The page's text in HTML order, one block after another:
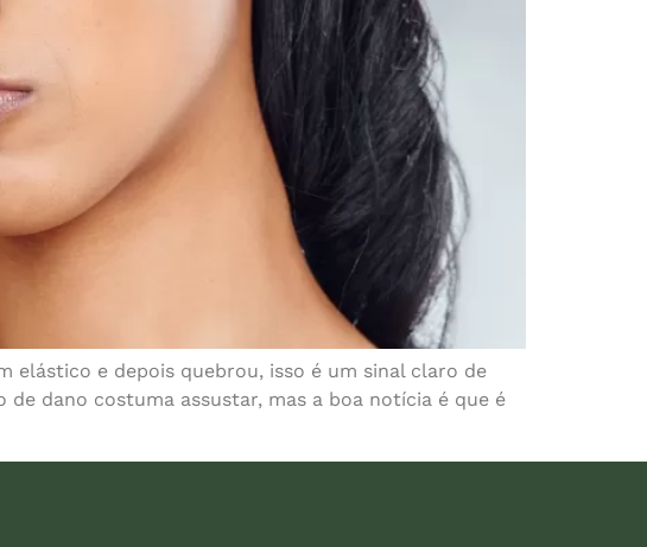
elástico e depois quebrou, isso é um sinal claro de
dano costuma assustar, mas a boa notícia é que é